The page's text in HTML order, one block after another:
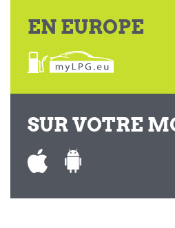
EN EUROPE
SUR VOTRE